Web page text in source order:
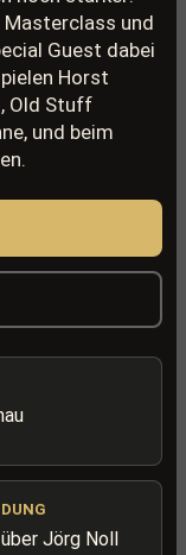
und
Guest dabei
Horst
Old Stuff
und beim
Jörg Noll